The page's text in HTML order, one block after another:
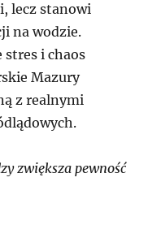
lecz stanowi
na wodzie.
stres i chaos
Mazury
z realnymi
zwiększa pewność